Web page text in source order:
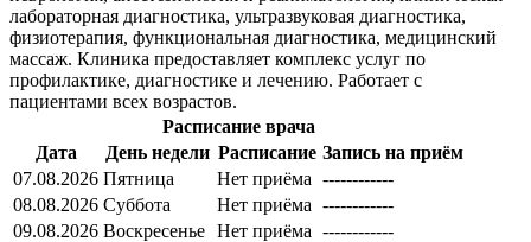
лабораторная диагностика, ультразвуковая диагностика,
физиотерапия, функциональная диагностика, медицинский
массаж. Клиника предоставляет комплекс услуг по
профилактике, диагностике и лечению. Работает с
пациентами всех возрастов.
Расписание врача
Дата
День недели Расписание Запись на приём
07.08.2026 Пятница Нет приёма ------------
08.08.2026 Суббота Нет приёма ------------
09.08.2026 Воскресенье Нет приёма ------------